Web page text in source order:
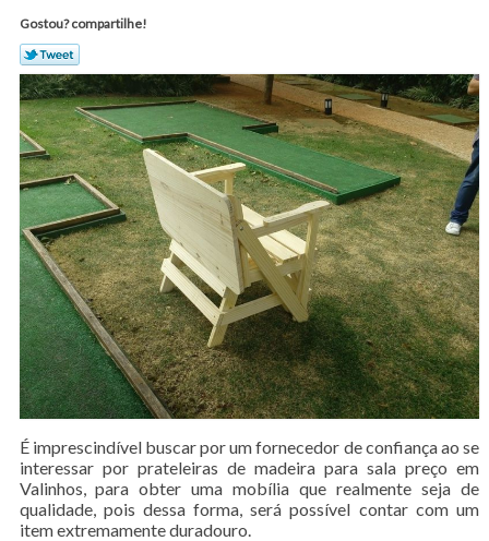
Gostou? compartilhe!
É imprescindível buscar por um fornecedor de confiança ao se
interessar por prateleiras de madeira para sala preço em
Valinhos, para obter uma mobília que realmente seja de
qualidade, pois dessa forma, será possível contar com um
item extremamente duradouro.